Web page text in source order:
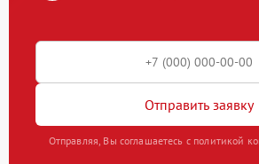
Отправить заявку
Отправляя, Вы соглашаетесь с политикой